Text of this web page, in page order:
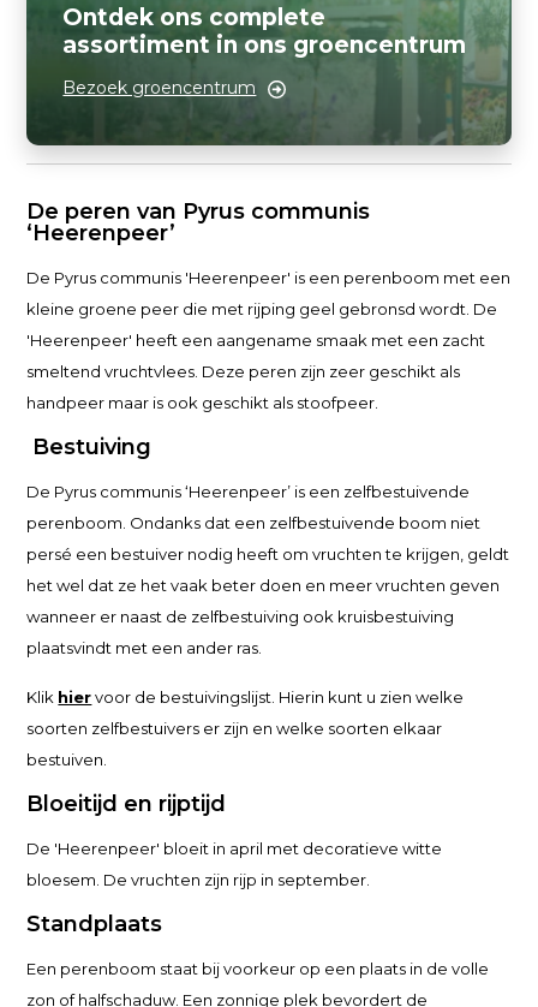
Ontdek ons complete
assortiment in ons groencentrum
Bezoek groencentrum
De peren van Pyrus communis
‘Heerenpeer’
De Pyrus communis 'Heerenpeer' is een perenboom met een
kleine groene peer die met rijping geel gebronsd wordt. De
'Heerenpeer' heeft een aangename smaak met een zacht
smeltend vruchtvlees. Deze peren zijn zeer geschikt als
handpeer maar is ook geschikt als stoofpeer.
Bestuiving
De Pyrus communis ‘Heerenpeer’ is een zelfbestuivende
perenboom. Ondanks dat een zelfbestuivende boom niet
persé een bestuiver nodig heeft om vruchten te krijgen, geldt
het wel dat ze het vaak beter doen en meer vruchten geven
wanneer er naast de zelfbestuiving ook kruisbestuiving
plaatsvindt met een ander ras.
Klik hiervoor de bestuivingslijst. Hierin kunt u zien welke
soorten zelfbestuivers er zijn en welke soorten elkaar
bestuiven.
Bloeitijd en rijptijd
De 'Heerenpeer' bloeit in april met decoratieve witte
bloesem. De vruchten zijn rijp in september.
Standplaats
Een perenboom staat bij voorkeur op een plaats in de volle
zon of halfschaduw. Een zonnige plek bevordert de